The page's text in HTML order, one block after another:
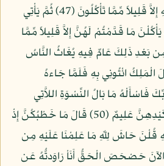
حَصَدتُّمْ فَذَرُوهُ فِي سُنبُلِهِ إِلاَّ قَلِيلاً مِّمَّا تَأْكُلُونَ (47) ثُمَّ يَأْتِي
مَا قَدَّمْتُمْ لَهُنَّ إِلاَّ قَلِيلاً مِّمَّا
يَأْتِي مِن بَعْدِ ذَلِكَ عَامٌ فِيهِ يُغَاثُ النَّاسُ
(49) وَقَالَ الْمَلِكُ ائْتُونِي بِهِ فَلَمَّا جَاءهُ
فَاسْأَلْهُ مَا بَالُ النِّسْوَةِ اللاَّتِي
قَطَّعْنَ أَيْدِيَهُنَّ إِنَّ رَبِّي بِكَيْدِهِنَّ عَلِيمٌ (50) قَالَ مَا خَطْبُكُنَّ إِذْ
حَاشَ لِلّهِ مَا عَلِمْنَا عَلَيْهِ مِن
الآنَ حَصْحَصَ الْحَقُّ أَنَاْ رَاوَدتُّهُ عَن